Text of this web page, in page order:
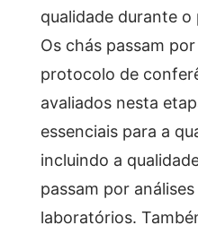
qualidade durante
Os chás passam
protocolo de
avaliados nesta
essenciais para a
incluindo a
passam por
laboratórios.